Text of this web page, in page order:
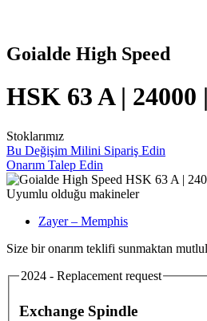
Goialde High Speed
HSK 63 A |
Stoklarımız
Bu Değişim Milini Sipariş Edin
Onarım Talep Edin
Uyumlu olduğu makineler
Zayer – Memphis
Size bir onarım teklifi sunmaktan
2024 - Replacement request
Exchange Spindle